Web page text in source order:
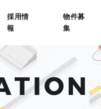
採用情
報
物件募
集